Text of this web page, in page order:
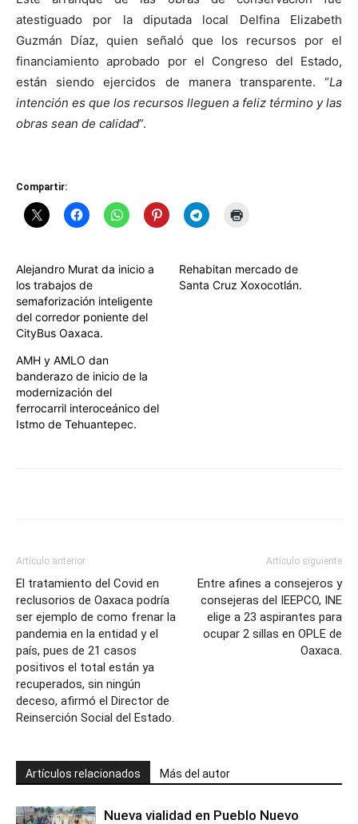
atestiguado por la diputada local Delfina Elizabeth
Guzmán Díaz, quien señaló que los recursos por el
financiamiento aprobado por el Congreso del Estado,
están siendo ejercidos de manera transparente. “La
intención es que los recursos lleguen a feliz término y las
obras sean de calidad”.
Compartir:
Alejandro Murat da inicio a
los trabajos de
semaforización inteligente
del corredor poniente del
CityBus Oaxaca.
Rehabitan mercado de
Santa Cruz Xoxocotlán.
AMH y AMLO dan
banderazo de inicio de la
modernización del
ferrocarril interoceánico del
Istmo de Tehuantepec.
Artículo anterior
El tratamiento del Covid en
reclusorios de Oaxaca podría
ser ejemplo de como frenar la
pandemia en la entidad y el
país, pues de 21 casos
positivos el total están ya
recuperados, sin ningún
deceso, afirmó el Director de
Reinserción Social del Estado.
Artículo siguiente
Entre afines a consejeros y
consejeras del IEEPCO, INE
elige a 23 aspirantes para
ocupar 2 sillas en OPLE de
Oaxaca.
Artículos relacionados Más del autor
Nueva vialidad en Pueblo Nuevo